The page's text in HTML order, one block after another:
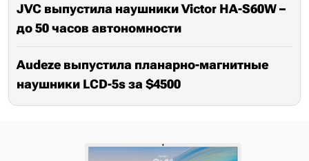
JVC выпустила наушники Victor HA-S60W –
до 50 часов автономности
Audeze выпустила планарно-магнитные
наушники LCD-5s за $4500